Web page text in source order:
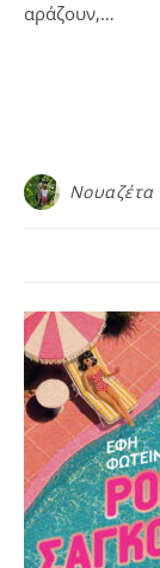
αράζουν,…
Νουαζέτα